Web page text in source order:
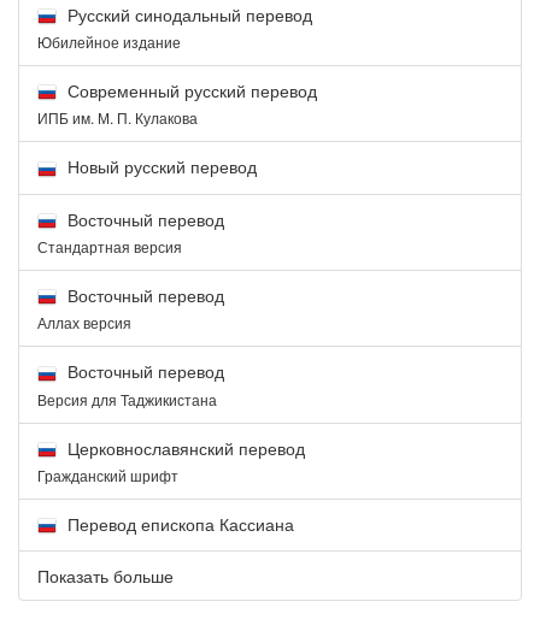
Русский синодальный перевод
Юбилейное издание
Современный русский перевод
ИПБ им. М. П. Кулакова
Новый русский перевод
Восточный перевод
Стандартная версия
Восточный перевод
Аллах версия
Восточный перевод
Версия для Таджикистана
Церковнославянский перевод
Гражданский шрифт
Перевод епископа Кассиана
Показать больше